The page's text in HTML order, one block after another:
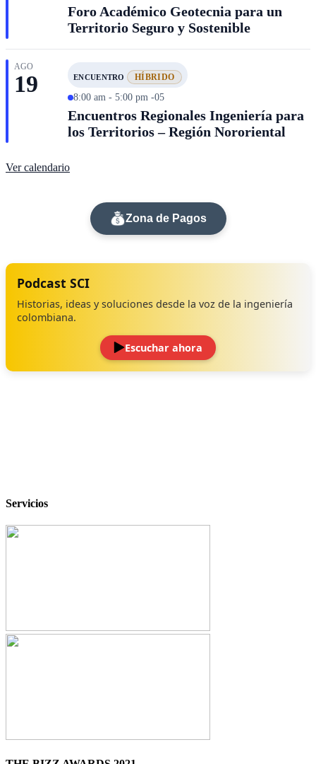
Foro Académico Geotecnia para un
Territorio Seguro y Sostenible
AGO
19 ENCUENTRO HÍBRIDO
8:00 am - 5:00 pm -05
Encuentros Regionales Ingeniería para
los Territorios – Región Nororiental
Ver calendario
Zona de Pagos
Podcast SCI
Historias, ideas y soluciones desde la voz de la ingeniería
colombiana.
Escuchar ahora
Servicios